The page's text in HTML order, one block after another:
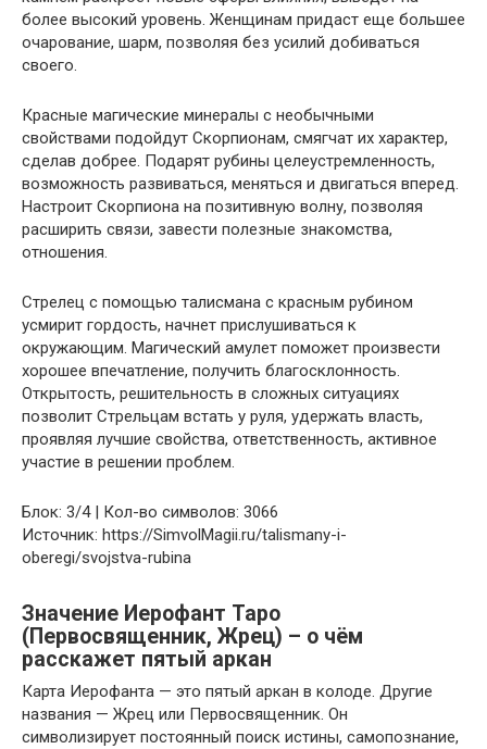
более высокий уровень. Женщинам придаст еще большее
очарование, шарм, позволяя без усилий добиваться
своего.
Красные магические минералы с необычными
свойствами подойдут Скорпионам, смягчат их характер,
сделав добрее. Подарят рубины целеустремленность,
возможность развиваться, меняться и двигаться вперед.
Настроит Скорпиона на позитивную волну, позволяя
расширить связи, завести полезные знакомства,
отношения.
Стрелец с помощью талисмана с красным рубином
усмирит гордость, начнет прислушиваться к
окружающим. Магический амулет поможет произвести
хорошее впечатление, получить благосклонность.
Открытость, решительность в сложных ситуациях
позволит Стрельцам встать у руля, удержать власть,
проявляя лучшие свойства, ответственность, активное
участие в решении проблем.
Блок: 3/4 | Кол-во символов: 3066
Источник: https://SimvolMagii.ru/talismany-i-
oberegi/svojstva-rubina
Значение Иерофант Таро
(Первосвященник, Жрец) – о чём
расскажет пятый аркан
Карта Иерофанта — это пятый аркан в колоде. Другие
названия — Жрец или Первосвященник. Он
символизирует постоянный поиск истины, самопознание,